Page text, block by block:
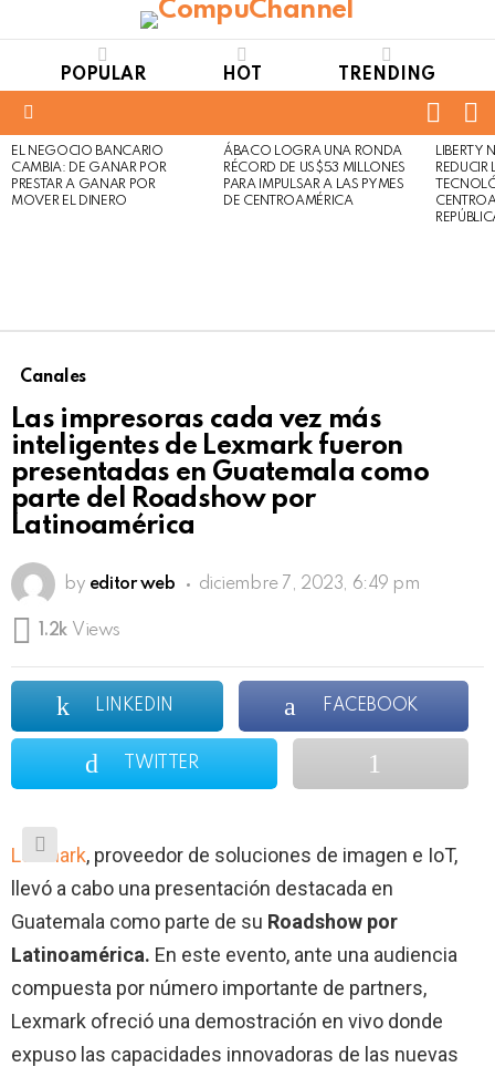
POPULAR HOT TRENDING
LATEST
STORIES
EL NEGOCIO BANCARIO
CAMBIA: DE GANAR POR
PRESTAR A GANAR POR
MOVER EL DINERO
Not
Safe
For
Click
to
view
ÁBACO LOGRA UNA RONDA
RÉCORD DE US$53 MILLONES
PARA IMPULSAR A LAS PYMES
DE CENTROAMÉRICA
LIBERTY
REDUCIR
Canales
Las impresoras cada vez más
inteligentes de Lexmark fueron
presentadas en Guatemala como
parte del Roadshow por
Latinoamérica
by editor web diciembre 7, 2023, 6:49 pm
1.2k Views
LINKEDIN FACEBOOK
TWITTER
Lexmark, proveedor de soluciones de imagen e IoT,
llevó a cabo una presentación destacada en
Guatemala como parte de su Roadshow por
Latinoamérica. En este evento, ante una audiencia
compuesta por número importante de partners,
Lexmark ofreció una demostración en vivo donde
expuso las capacidades innovadoras de las nuevas